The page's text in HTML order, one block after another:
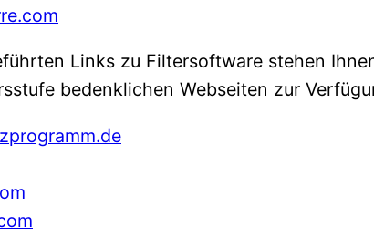
Links zu Filtersoftware stehen
bedenklichen Webseiten zur